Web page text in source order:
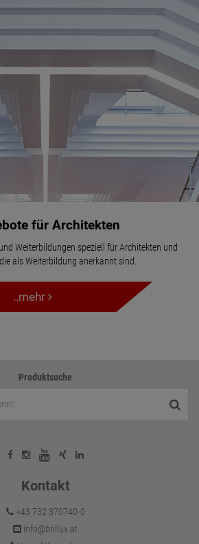
für Architekten
Weiterbildungen speziell für Architekten und
als Weiterbildung anerkannt sind.
..mehr
Produktsuche
Kontakt
+43 732 370740-0
info@brillux.at